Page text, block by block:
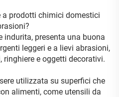
a prodotti chimici domestici
indurita, presenta una buona
leggeri e a lievi abrasioni,
e oggetti decorativi.
utilizzata su superfici che
alimenti, come utensili da